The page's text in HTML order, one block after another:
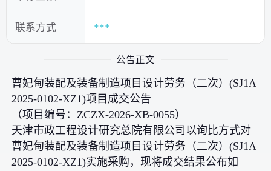
联系方式 ***
公告正文
曹妃甸装配及装备制造项目设计劳务（二次）(SJ1A
2025-0102-XZ1)项目成交公告
（项目编号：ZCZX-2026-XB-0055）
天津市政工程设计研究总院有限公司以询比方式对
曹妃甸装配及装备制造项目设计劳务（二次）(SJ1A
2025-0102-XZ1)实施采购，现将成交结果公布如